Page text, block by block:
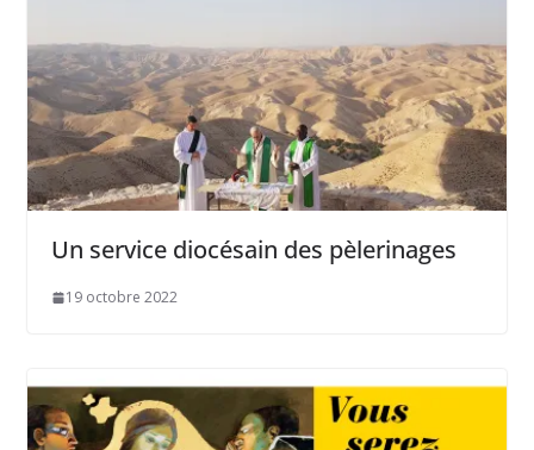
Un service diocésain des pèlerinages
19 octobre 2022